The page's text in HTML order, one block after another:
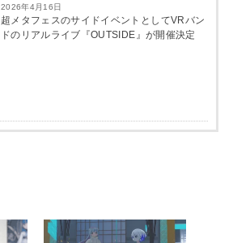
2026年4月16日
超メタフェスのサイドイベントとしてVRバン
ドのリアルライブ『OUTSIDE』が開催決定